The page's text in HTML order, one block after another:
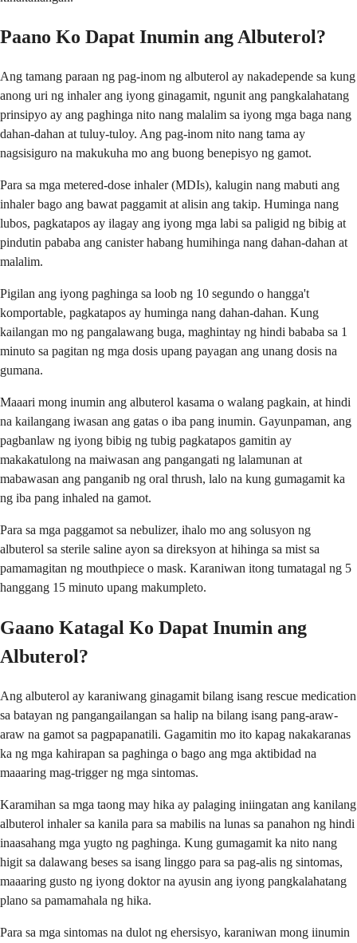
Paano Ko Dapat Inumin ang Albuterol?
Ang tamang paraan ng pag-inom ng albuterol ay nakadepende sa kung
anong uri ng inhaler ang iyong ginagamit, ngunit ang pangkalahatang
prinsipyo ay ang paghinga nito nang malalim sa iyong mga baga nang
dahan-dahan at tuluy-tuloy. Ang pag-inom nito nang tama ay
nagsisiguro na makukuha mo ang buong benepisyo ng gamot.
Para sa mga metered-dose inhaler (MDIs), kalugin nang mabuti ang
inhaler bago ang bawat paggamit at alisin ang takip. Huminga nang
lubos, pagkatapos ay ilagay ang iyong mga labi sa paligid ng bibig at
pindutin pababa ang canister habang humihinga nang dahan-dahan at
malalim.
Pigilan ang iyong paghinga sa loob ng 10 segundo o hangga't
komportable, pagkatapos ay huminga nang dahan-dahan. Kung
kailangan mo ng pangalawang buga, maghintay ng hindi bababa sa 1
minuto sa pagitan ng mga dosis upang payagan ang unang dosis na
gumana.
Maaari mong inumin ang albuterol kasama o walang pagkain, at hindi
na kailangang iwasan ang gatas o iba pang inumin. Gayunpaman, ang
pagbanlaw ng iyong bibig ng tubig pagkatapos gamitin ay
makakatulong na maiwasan ang pangangati ng lalamunan at
mabawasan ang panganib ng oral thrush, lalo na kung gumagamit ka
ng iba pang inhaled na gamot.
Para sa mga paggamot sa nebulizer, ihalo mo ang solusyon ng
albuterol sa sterile saline ayon sa direksyon at hihinga sa mist sa
pamamagitan ng mouthpiece o mask. Karaniwan itong tumatagal ng 5
hanggang 15 minuto upang makumpleto.
Gaano Katagal Ko Dapat Inumin ang
Albuterol?
Ang albuterol ay karaniwang ginagamit bilang isang rescue medication
sa batayan ng pangangailangan sa halip na bilang isang pang-araw-
araw na gamot sa pagpapanatili. Gagamitin mo ito kapag nakakaranas
ka ng mga kahirapan sa paghinga o bago ang mga aktibidad na
maaaring mag-trigger ng mga sintomas.
Karamihan sa mga taong may hika ay palaging iniingatan ang kanilang
albuterol inhaler sa kanila para sa mabilis na lunas sa panahon ng hindi
inaasahang mga yugto ng paghinga. Kung gumagamit ka nito nang
higit sa dalawang beses sa isang linggo para sa pag-alis ng sintomas,
maaaring gusto ng iyong doktor na ayusin ang iyong pangkalahatang
plano sa pamamahala ng hika.
Para sa mga sintomas na dulot ng ehersisyo, karaniwan mong iinumin